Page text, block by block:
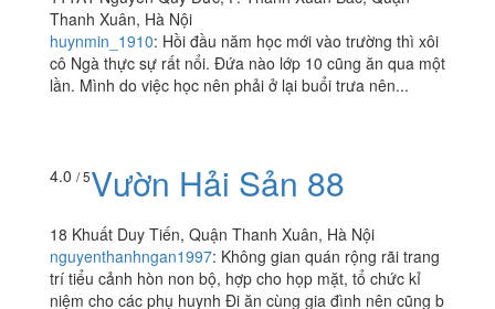
Thanh Xuân, Hà Nội
huynmin_1910: Hồi đầu năm học mới vào trường thì xôi
cô Ngà thực sự rất nổi. Đứa nào lớp 10 cũng ăn qua một
lần. Mình do việc học nên phải ở lại buổi trưa nên...
4.0/ 5Vườn Hải Sản 88